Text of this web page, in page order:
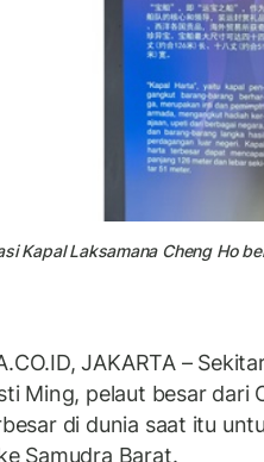
Kapal Laksamana Cheng Ho
JAKARTA –
Ming, pelaut besar dari
di dunia saat itu
Samudra Barat.